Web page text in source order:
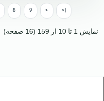
8 9 > >|
نمایش 1 تا 10 از 159 (16 صفحه)